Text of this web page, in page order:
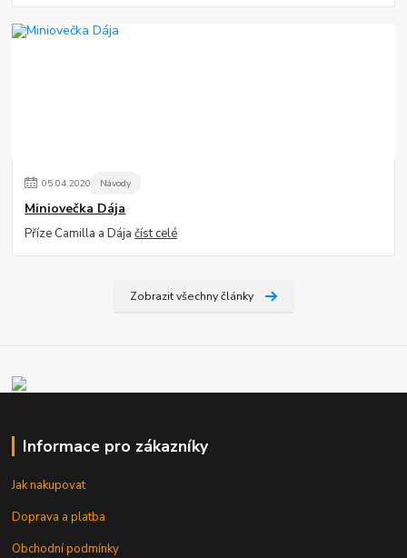
05.04.2020 Návody
Miniovečka Dája
Příze Camilla a Dájačíst celé
Zobrazit všechny články
Informace pro zákazníky
Jak nakupovat
Doprava a platba
Obchodní podmínky